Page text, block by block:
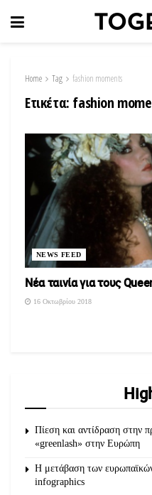
Home Tag fashion moments
Ετικέτα: fashion
NEWS FEED
Νέα ταινία για τους
16 Οκτωβρίου 2018
Πίεση και αντίδραση στην
«greenlash» στην Ευρώπη
Η μετάβαση των
infographics